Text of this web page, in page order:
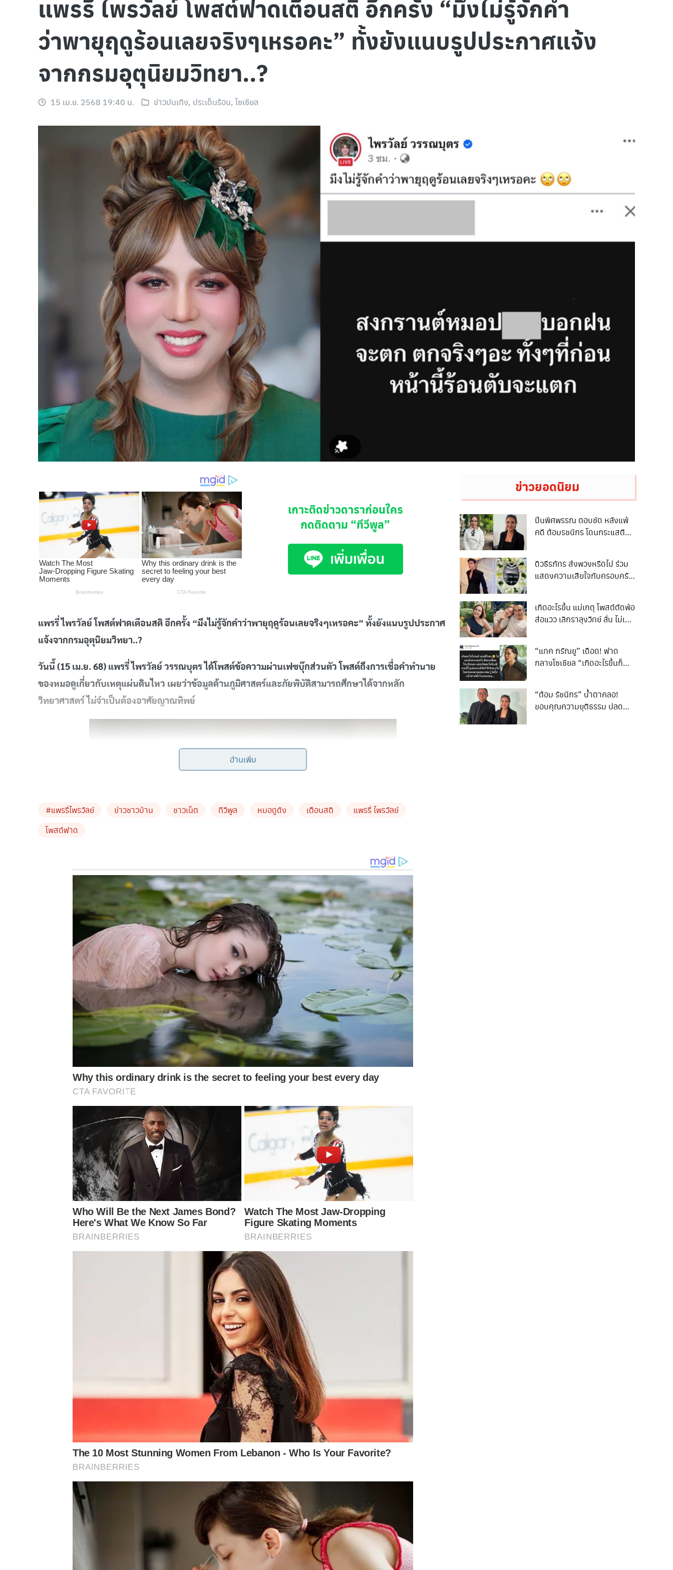
แพรรี่ ไพรวัลย์ โพสต์ฟาดเตือนสติ อีกครั้ง “มึงไม่รู้จักคำ
ว่าพายุฤดูร้อนเลยจริงๆเหรอคะ” ทั้งยังแนบรูปประกาศแจ้ง
จากกรมอุตุนิยมวิทยา..?
15 เม.ย. 2568 19:40 น. ข่าวบันเทิง, ประเด็นร้อน, โซเชียล
เกาะติดข่าวดาราก่อนใคร
กดติดตาม “ทีวีพูล”
แพรรี่ ไพรวัลย์ โพสต์ฟาดเตือนสติ อีกครั้ง “มึงไม่รู้จักคำว่าพายุฤดูร้อนเลยจริงๆเหรอคะ” ทั้งยังแนบรูปประกาศ
แจ้งจากกรมอุตุนิยมวิทยา..?
วันนี้ (15 เม.ย. 68) แพรรี่ ไพรวัลย์ วรรณบุตร ได้โพสต์ข้อความผ่านเฟซบุ๊กส่วนตัว โพสต์ถึงการเชื่อคำทำนาย
ของหมอดูเกี่ยวกับเหตุแผ่นดินไหว เผยว่าข้อมูลด้านภูมิศาสตร์และภัยพิบัติสามารถศึกษาได้จากหลัก
วิทยาศาสตร์ ไม่จำเป็นต้องอาศัยญาณทิพย์
โดยแพรรี่ ได้โพสต์ระบุข้อความว่า “ถ้าฉลาดทันหมอดู ก็เดาได้ค่ะว่าจังหวัด กอไก่ ขอไข่ คอควาย อะไรบ้าง ที่มีความ
เสี่ยงที่แผ่นดินจะไหว จังหวัดอะไรบ้าง ที่อยู่ในกลุ่มรอยเลื่อน
ในขณะที่หมอดูหาความรู้ แต่พวกคุณดันไม่มีความรู้อะไรทันหมอดูเลย ก็เลยคิดว่าหมอดูแม่น หมอดูมีญาณวิเศษที่คน
ทั่วไปไม่มี เพ้อเจ้อมากค่ะ
เรื่องภูมิศาสตร์ เรื่องภัยพิบัติ เป็นเรื่องที่เราทุกคนสามารถศึกษาได้ เข้าถึงได้ รับรู้ได้ โดยไม่ต้องอาศัยสัมผัสพิเศษ
อะไรเลยค่ะ
ปล. คือจริงๆ ไม่ใช่เพราะว่าหมอดู มีตาทิพย์หูทิพย์หรือญาณทิพย์อะไรหรอกนะคะ มันผิดก็แค่ตรงที่พวกเราไม่สนใจ
แสวงหาความรู้และไม่มีอะไรอยู่ในสมองให้รู้เท่าทันหมอดูเท่านั้นเอง”
ล่าสุด แพรรี่ ไพรวัลย์ ก็โพสต์อีกครั้ง โดยโพสต์ดังกล่าว เป็นรูปภาพที่มีข้อความระบุไว้ว่า สงกรานต์ หมอ ….บอกฝน
จะตก ตกจริงๆอะ ทั้งๆที่ก่อนหน้านี้ ร้อนตับจะแตก โดยเจ้าตัว ระบุแคปชั้นประกอบโพสต์ไว้ว่า มึงไม่รู้จักคำว่าพายุ
ฤดูร้อนเลยจริงๆเหรอคะ 🙄🙄
อ่านเพิ่ม
#แพรรี่ไพรวัลย์ ข่าวชาวบ้าน ชาวเน็ต ทีวีพูล หมอดูดัง เตือนสติ
แพรรี่ ไพรวัลย์
โพสต์ฟาด
Why this ordinary drink is the secret to feeling your best every day
CTA FAVORITE
Who Will Be the Next James Bond?
Here's What We Know So Far
BRAINBERRIES
Watch The Most Jaw‑Dropping
Figure Skating Moments
BRAINBERRIES
The 10 Most Stunning Women From Lebanon - Who Is Your Favorite?
BRAINBERRIES
ข่าวยอดนิยม
ปิ่นพิศพรรณ ตอบชัด หลังแพ้
คดี ต้อมรชนีกร โดนกระแสตี
ดิวธีรภัทร ส่งพวงหรีดไป ร่วม
แสดงความเสียใจกับครอบครัว
พวงหรีดเปลี่ยนเป็นอย่างอื่น
เทอไม่มีประโยชน์ จนเกิดดราม่า
เบาๆ
เกิดอะไรขึ้น แม่เกตุ โพสต์ตัดพ้อ
ส่อแวว เลิกราลุงวิทย์ ลั่น ไม่เคย
“แทค ภรัณยู” เดือด! ฟาด
กลางโซเชียล “เกิดอะไรขึ้นก็
“ต้อม รัชนีกร” น้ำตาคลอ!
ขอบคุณความยุติธรรม ปลด